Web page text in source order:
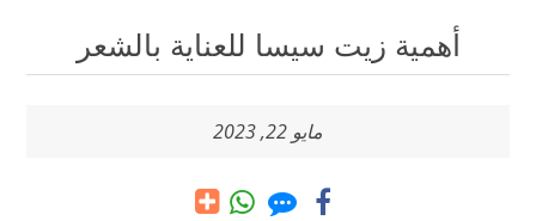
أهمية زيت سيسا للعناية بالشعر
مايو 22, 2023